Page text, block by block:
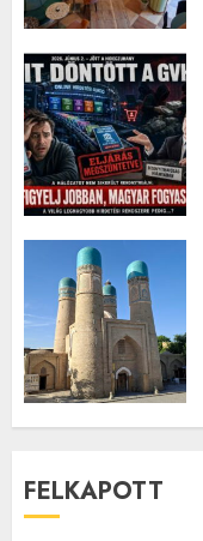
FELKAPOTT